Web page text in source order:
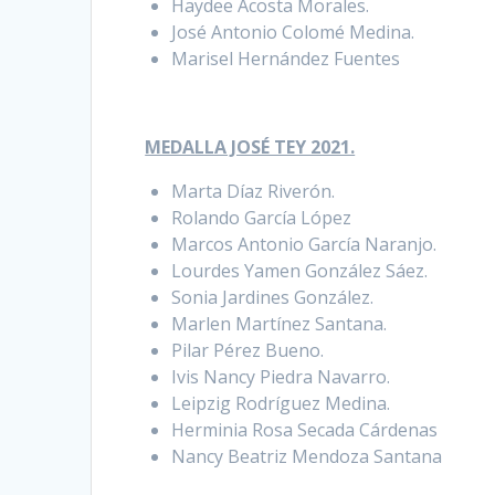
Haydee Acosta Morales.
José Antonio Colomé Medina.
Marisel Hernández Fuentes
MEDALLA JOSÉ TEY 2021.
Marta Díaz Riverón.
Rolando García López
Marcos Antonio García Naranjo.
Lourdes Yamen González Sáez.
Sonia Jardines González.
Marlen Martínez Santana.
Pilar Pérez Bueno.
Ivis Nancy Piedra Navarro.
Leipzig Rodríguez Medina.
Herminia Rosa Secada Cárdenas
Nancy Beatriz Mendoza Santana